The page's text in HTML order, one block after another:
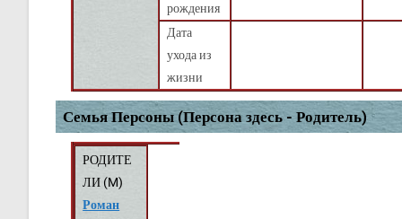
рождения
Дата
ухода из
жизни
Семья Персоны (Персона здесь - Родитель)
РОДИТЕ
ЛИ (M)
Роман